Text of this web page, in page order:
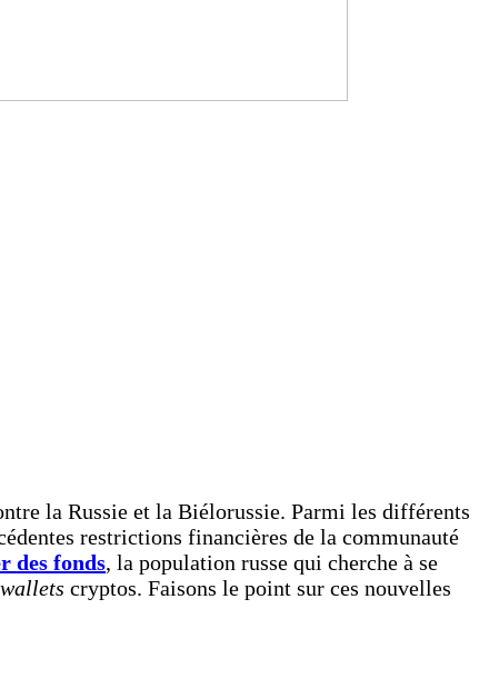
la Russie et la Biélorussie. Parmi les différents
restrictions financières de la communauté
des fonds, la population russe qui cherche à se
wallets cryptos. Faisons le point sur ces nouvelles